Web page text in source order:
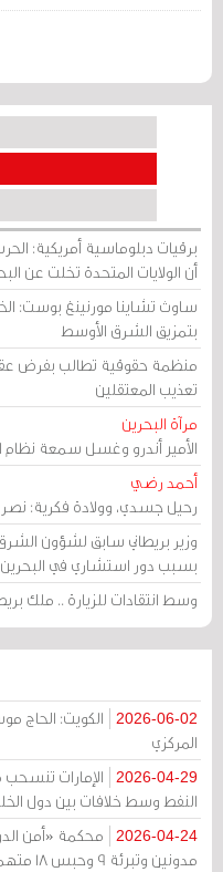
برقيات دبلوماسية أمريكية:
أن الولايات المتحدة تخلت عن
ساوث تشاينا مورنينغ بوست:
بتمزيق الشرق الأوسط
منظمة حقوقية تطالب بفرض
تعذيب المعتقلين
مرآة البحرين
الأمير أندرو وغسل سمعة نظام
أحمد رضي
رحيل جسدي، وولادة فكرية: نصر
وزير بريطاني سابق لشؤون
بسبب دور استشاري في البحرين
وسط انتقادات للزيارة .. ملك
2026-06-02
الكويت: الحاج
المركزي
2026-04-29
الإمارات
النفط وسط خلافات بين دول
2026-04-24
مدونين وتبرئة 9 وحبس 18 متهماً بالتعاطف مع إيران